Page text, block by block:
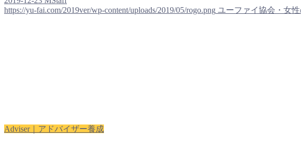
https://yu-fai.com/2019ver/wp-content/uploads/2019/05/rogo.png ユーファイ協会・女
Adviser｜アドバイザー養成